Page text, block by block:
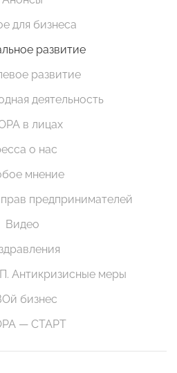
для бизнеса
развитие
развитие
деятельность
в лицах
о нас
мнение
предпринимателей
Видео
Антикризисные меры
бизнес
— СТАРТ